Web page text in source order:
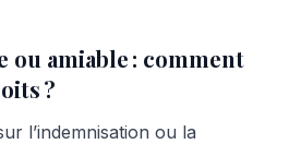
ou amiable : comment
?
l’indemnisation ou la